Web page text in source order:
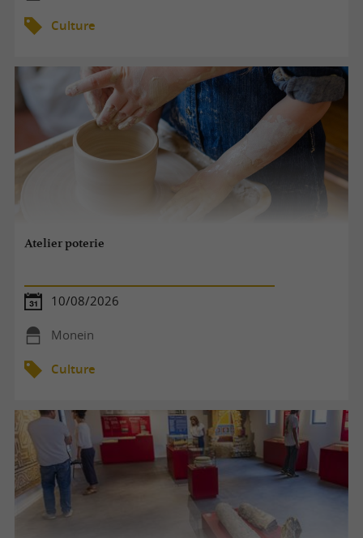
Culture
Atelier poterie
10/08/2026
Monein
Culture